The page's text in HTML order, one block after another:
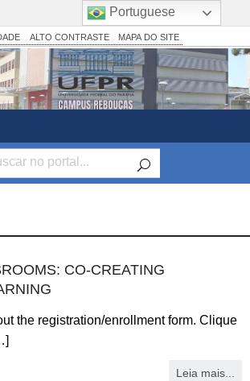
Simplifique!
Comunica BR
Participe
Acesso à informação
Canais
ALTO CONTRASTE MAPA DO SITE
CO-CREATING
the registration/enrollment form. Clique
Leia mais...
Portuguese